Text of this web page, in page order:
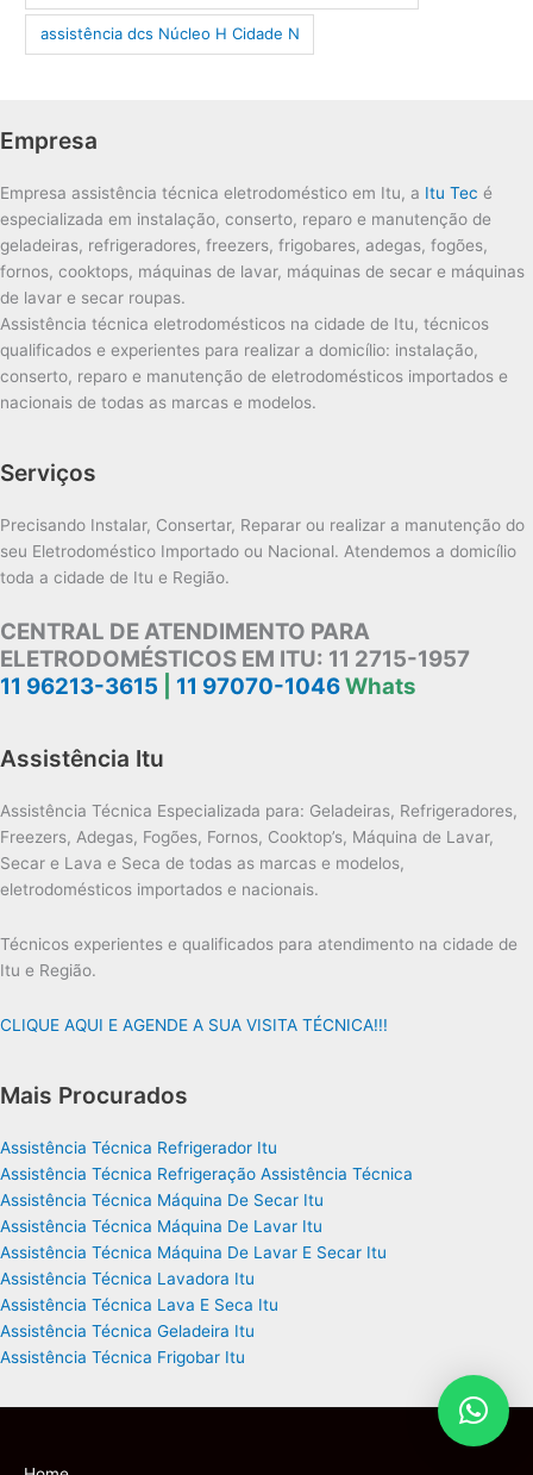
assistência dcs Núcleo H Cidade N
Empresa
Empresa assistência técnica eletrodoméstico em Itu, a Itu Tec é
especializada em instalação, conserto, reparo e manutenção de
geladeiras, refrigeradores, freezers, frigobares, adegas, fogões,
fornos, cooktops, máquinas de lavar, máquinas de secar e máquinas
de lavar e secar roupas.
Assistência técnica eletrodomésticos na cidade de Itu, técnicos
qualificados e experientes para realizar a domicílio: instalação,
conserto, reparo e manutenção de eletrodomésticos importados e
nacionais de todas as marcas e modelos.
Serviços
Precisando Instalar, Consertar, Reparar ou realizar a manutenção do
seu Eletrodoméstico Importado ou Nacional. Atendemos a domicílio
toda a cidade de Itu e Região.
CENTRAL DE ATENDIMENTO PARA
ELETRODOMÉSTICOS EM ITU: 11 2715-1957
11 96213-3615
11 97070-1046Whats
Assistência Itu
Assistência Técnica Especializada para: Geladeiras, Refrigeradores,
Freezers, Adegas, Fogões, Fornos, Cooktop’s, Máquina de Lavar,
Secar e Lava e Seca de todas as marcas e modelos,
eletrodomésticos importados e nacionais.
Técnicos experientes e qualificados para atendimento na cidade de
Itu e Região.
CLIQUE AQUI E AGENDE A SUA VISITA TÉCNICA!!!
Mais Procurados
Assistência Técnica Refrigerador Itu
Assistência Técnica Refrigeração Assistência Técnica
Assistência Técnica Máquina De Secar Itu
Assistência Técnica Máquina De Lavar Itu
Assistência Técnica Máquina De Lavar E Secar Itu
Assistência Técnica Lavadora Itu
Assistência Técnica Lava E Seca Itu
Assistência Técnica Geladeira Itu
Assistência Técnica Frigobar Itu